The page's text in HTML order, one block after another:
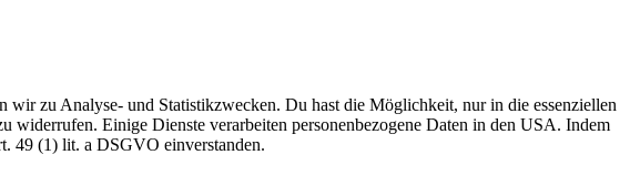
zu Analyse- und Statistikzwecken. Du hast die Möglichkeit, nur in die essenziellen
widerrufen. Einige Dienste verarbeiten personenbezogene Daten in den USA. Indem
49 (1) lit. a DSGVO einverstanden.